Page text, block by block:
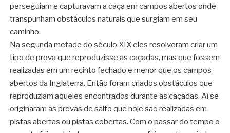
perseguiam e capturavam a caça em campos abertos onde
transpunham obstáculos naturais que surgiam em seu
caminho.
Na segunda metade do século XIX eles resolveram criar um
tipo de prova que reproduzisse as caçadas, mas que fossem
realizadas em um recinto fechado e menor que os campos
abertos da Inglaterra. Então foram criados obstáculos que
reproduziam aqueles encontrados durante as caçadas. Aí se
originaram as provas de salto que hoje são realizadas em
pistas abertas ou pistas cobertas. Com o passar do tempo o